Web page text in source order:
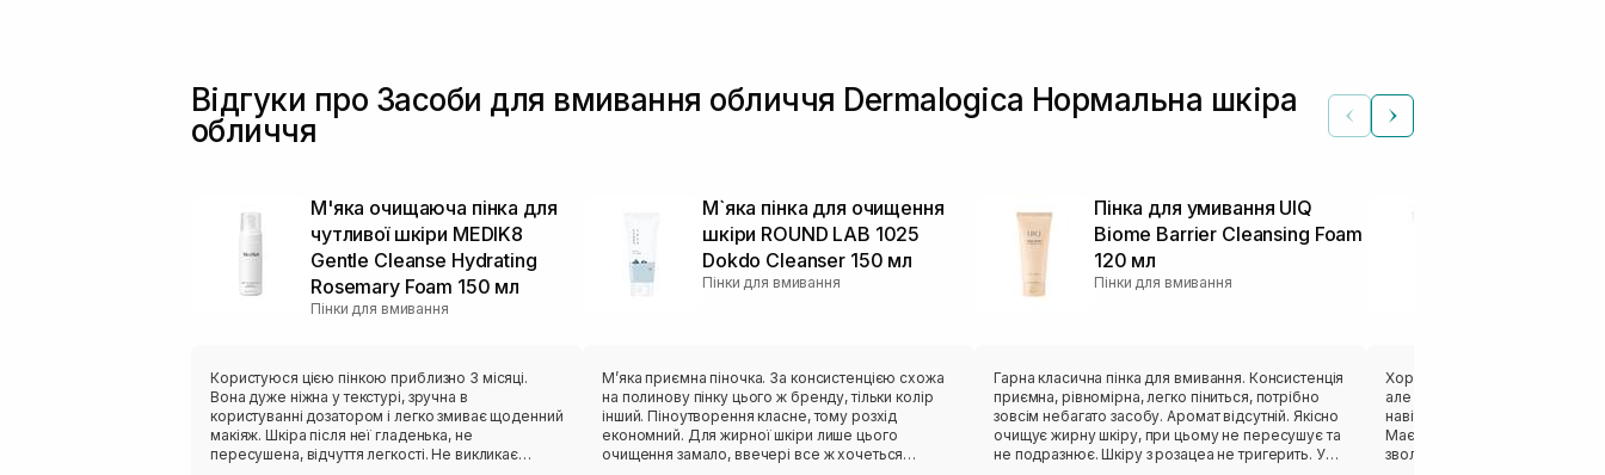
Відгуки про Засоби для вмивання обличчя Dermalogica Нормальна шкіра
обличчя
М'яка очищаюча пінка для
чутливої ​​шкіри MEDIK8
Gentle Cleanse Hydrating
Rosemary Foam 150 мл
Пінки для вмивання
Користуюся цією пінкою приблизно 3 місяці.
Вона дуже ніжна у текстурі, зручна в
користуванні дозатором і легко змиває щоденний
макіяж. Шкіра після неї гладенька, не
пересушена, відчуття легкості. Не викликає
М`яка пінка для очищення
шкіри ROUND LAB 1025
Dokdo Cleanser 150 мл
Пінки для вмивання
Мʼяка приємна піночка. За консистенцією схожа
на полинову пінку цього ж бренду, тільки колір
інший. Піноутворення класне, тому розхід
економний. Для жирної шкіри лише цього
очищення замало, ввечері все ж хочеться
Пінка для умивання UIQ
Biome Barrier Cleansing Foam
120 мл
Пінки для вмивання
Гарна класична пінка для вмивання. Консистенція
приємна, рівномірна, легко піниться, потрібно
зовсім небагато засобу. Аромат відсутній. Якісно
очищує жирну шкіру, при цьому не пересушує та
не подразнює. Шкіру з розацеа не тригерить. У
Хороший гель для очищення.
але ефективно очищає шкіру
навіть макіяж. Не пересушує і
Має заспокійливий ефект,
зволоженню шкіри. Має ледь